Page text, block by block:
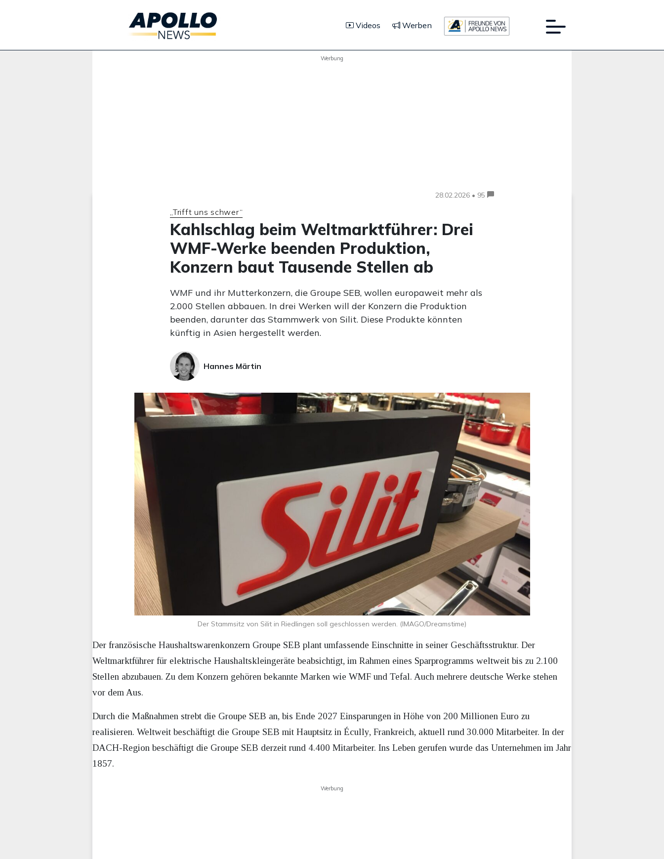
Videos Werben
Werbung
28.02.2026 • 95
„Trifft uns schwer“
Kahlschlag beim Weltmarktführer: Drei
WMF-Werke beenden Produktion,
Konzern baut Tausende Stellen ab
WMF und ihr Mutterkonzern, die Groupe SEB, wollen europaweit mehr als
2.000 Stellen abbauen. In drei Werken will der Konzern die Produktion
beenden, darunter das Stammwerk von Silit. Diese Produkte könnten
künftig in Asien hergestellt werden.
Hannes Märtin
Der Stammsitz von Silit in Riedlingen soll geschlossen werden. (IMAGO/Dreamstime)
Der französische Haushaltswarenkonzern Groupe SEB plant umfassende Einschnitte in seiner Geschäftsstruktur. Der
Weltmarktführer für elektrische Haushaltskleingeräte beabsichtigt, im Rahmen eines Sparprogramms weltweit bis zu 2.100
Stellen abzubauen. Zu dem Konzern gehören bekannte Marken wie WMF und Tefal. Auch mehrere deutsche Werke stehen
vor dem Aus.
Durch die Maßnahmen strebt die Groupe SEB an, bis Ende 2027 Einsparungen in Höhe von 200 Millionen Euro zu
realisieren. Weltweit beschäftigt die Groupe SEB mit Hauptsitz in Écully, Frankreich, aktuell rund 30.000 Mitarbeiter. In der
DACH-Region beschäftigt die Groupe SEB derzeit rund 4.400 Mitarbeiter. Ins Leben gerufen wurde das Unternehmen im Jahr
1857.
Werbung